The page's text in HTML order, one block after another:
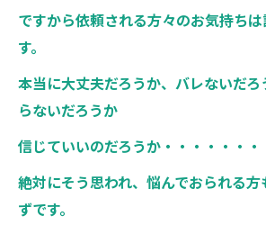
ですから依頼される方々のお気持ち
す。
本当に大丈夫だろうか、バレないだ
らないだろうか
信じていいのだろうか・・・・・・・
絶対にそう思われ、悩んでおられる
ずです。